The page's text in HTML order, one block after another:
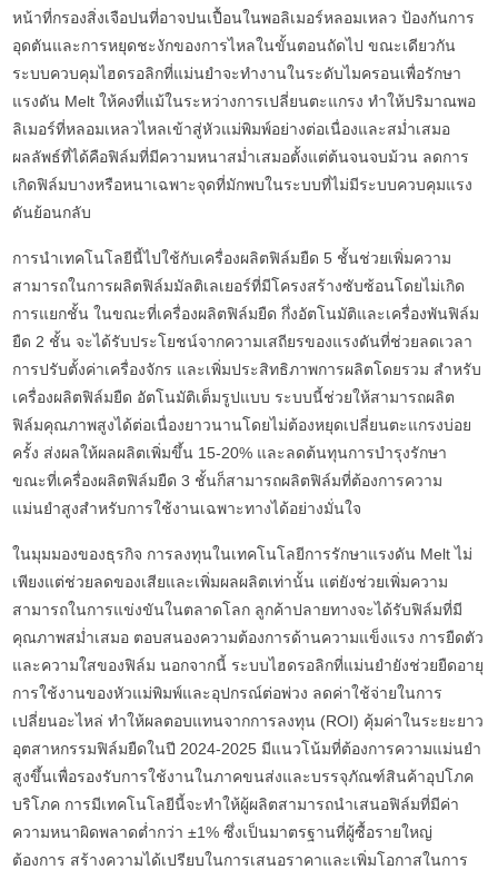
หน้าที่กรองสิ่งเจือปนที่อาจปนเปื้อนในพอลิเมอร์หลอมเหลว ป้องกันการ
อุดตันและการหยุดชะงักของการไหลในขั้นตอนถัดไป ขณะเดียวกัน
ระบบควบคุมไฮดรอลิกที่แม่นยำจะทำงานในระดับไมครอนเพื่อรักษา
แรงดัน Melt ให้คงที่แม้ในระหว่างการเปลี่ยนตะแกรง ทำให้ปริมาณพอ
ลิเมอร์ที่หลอมเหลวไหลเข้าสู่หัวแม่พิมพ์อย่างต่อเนื่องและสม่ำเสมอ
ผลลัพธ์ที่ได้คือฟิล์มที่มีความหนาสม่ำเสมอตั้งแต่ต้นจนจบม้วน ลดการ
เกิดฟิล์มบางหรือหนาเฉพาะจุดที่มักพบในระบบที่ไม่มีระบบควบคุมแรง
ดันย้อนกลับ
การนำเทคโนโลยีนี้ไปใช้กับเครื่องผลิตฟิล์มยืด 5 ชั้นช่วยเพิ่มความ
สามารถในการผลิตฟิล์มมัลติเลเยอร์ที่มีโครงสร้างซับซ้อนโดยไม่เกิด
การแยกชั้น ในขณะที่เครื่องผลิตฟิล์มยืด กึ่งอัตโนมัติและเครื่องพันฟิล์ม
ยืด 2 ชั้น จะได้รับประโยชน์จากความเสถียรของแรงดันที่ช่วยลดเวลา
การปรับตั้งค่าเครื่องจักร และเพิ่มประสิทธิภาพการผลิตโดยรวม สำหรับ
เครื่องผลิตฟิล์มยืด อัตโนมัติเต็มรูปแบบ ระบบนี้ช่วยให้สามารถผลิต
ฟิล์มคุณภาพสูงได้ต่อเนื่องยาวนานโดยไม่ต้องหยุดเปลี่ยนตะแกรงบ่อย
ครั้ง ส่งผลให้ผลผลิตเพิ่มขึ้น 15-20% และลดต้นทุนการบำรุงรักษา
ขณะที่เครื่องผลิตฟิล์มยืด 3 ชั้นก็สามารถผลิตฟิล์มที่ต้องการความ
แม่นยำสูงสำหรับการใช้งานเฉพาะทางได้อย่างมั่นใจ
ในมุมมองของธุรกิจ การลงทุนในเทคโนโลยีการรักษาแรงดัน Melt ไม่
เพียงแต่ช่วยลดของเสียและเพิ่มผลผลิตเท่านั้น แต่ยังช่วยเพิ่มความ
สามารถในการแข่งขันในตลาดโลก ลูกค้าปลายทางจะได้รับฟิล์มที่มี
คุณภาพสม่ำเสมอ ตอบสนองความต้องการด้านความแข็งแรง การยืดตัว
และความใสของฟิล์ม นอกจากนี้ ระบบไฮดรอลิกที่แม่นยำยังช่วยยืดอายุ
การใช้งานของหัวแม่พิมพ์และอุปกรณ์ต่อพ่วง ลดค่าใช้จ่ายในการ
เปลี่ยนอะไหล่ ทำให้ผลตอบแทนจากการลงทุน (ROI) คุ้มค่าในระยะยาว
อุตสาหกรรมฟิล์มยืดในปี 2024-2025 มีแนวโน้มที่ต้องการความแม่นยำ
สูงขึ้นเพื่อรองรับการใช้งานในภาคขนส่งและบรรจุภัณฑ์สินค้าอุปโภค
บริโภค การมีเทคโนโลยีนี้จะทำให้ผู้ผลิตสามารถนำเสนอฟิล์มที่มีค่า
ความหนาผิดพลาดต่ำกว่า ±1% ซึ่งเป็นมาตรฐานที่ผู้ซื้อรายใหญ่
ต้องการ สร้างความได้เปรียบในการเสนอราคาและเพิ่มโอกาสในการ